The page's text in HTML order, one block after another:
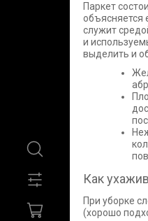
Паркет
объясняется
служит
и
выделить и
Как
При уборке
(хорошо